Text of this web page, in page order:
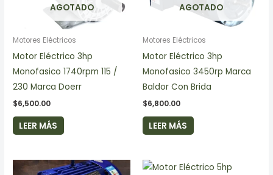
AGOTADO
Motores Eléctricos
Motor Eléctrico 3hp
Monofasico 1740rpm 115 /
230 Marca Doerr
$6,500.00
LEER MÁS
AGOTADO
Motores Eléctricos
Motor Eléctrico 3hp
Monofasico 3450rp Marca
Baldor Con Brida
$6,800.00
LEER MÁS